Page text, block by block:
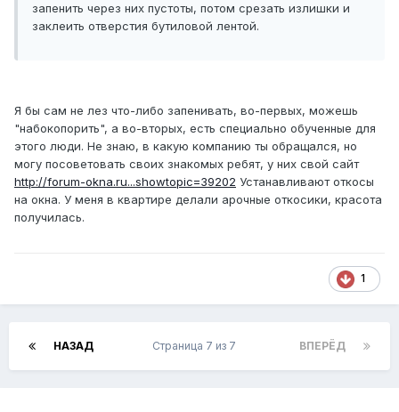
запенить через них пустоты, потом срезать излишки и
заклеить отверстия бутиловой лентой.
Я бы сам не лез что-либо запенивать, во-первых, можешь
"набокопорить", а во-вторых, есть специально обученные для
этого люди. Не знаю, в какую компанию ты обращался, но
могу посоветовать своих знакомых ребят, у них свой сайт
http://forum-okna.ru...showtopic=39202 Устанавливают откосы
на окна. У меня в квартире делали арочные откосики, красота
получилась.
1
НАЗАД ВПЕРЁД
Страница 7 из 7